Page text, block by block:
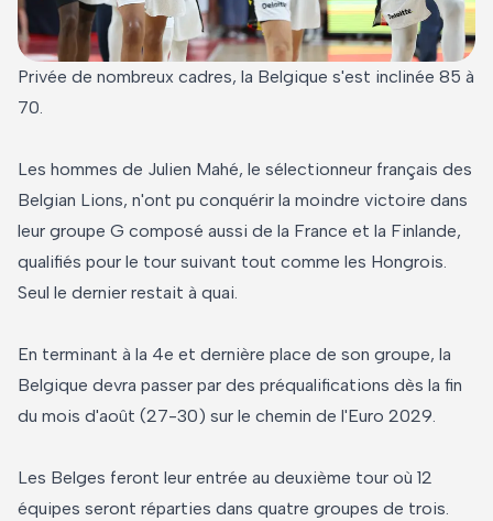
Privée de nombreux cadres, la Belgique s'est inclinée 85 à
70.
Les hommes de Julien Mahé, le sélectionneur français des
Belgian Lions, n'ont pu conquérir la moindre victoire dans
leur groupe G composé aussi de la France et la Finlande,
qualifiés pour le tour suivant tout comme les Hongrois.
Seul le dernier restait à quai.
En terminant à la 4e et dernière place de son groupe, la
Belgique devra passer par des préqualifications dès la fin
du mois d'août (27-30) sur le chemin de l'Euro 2029.
Les Belges feront leur entrée au deuxième tour où 12
équipes seront réparties dans quatre groupes de trois.